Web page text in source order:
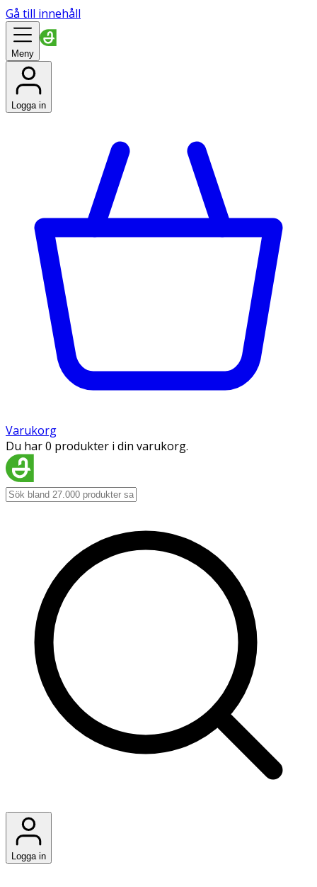
Gå till innehåll
Meny
Logga in
Varukorg
Du har 0 produkter i din varukorg.
Logga in